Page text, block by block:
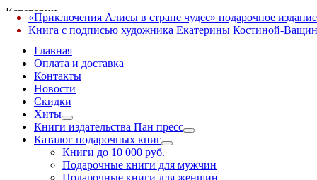
Категории
Главная
Оплата и доставка
Контакты
Новости
Скидки
Хиты
Книги издательства Пан пресс
Каталог подарочных книг
Книги до 10 000 руб.
Подарочные книги для мужчин
Подарочные книги для женщин
«Приключения Алисы в стране чудес» подарочное издание
Книга с подписью художника Екатерины Костиной-